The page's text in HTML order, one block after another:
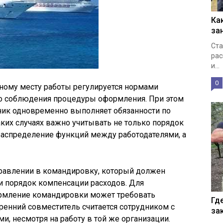
месту работы регулируется нормами
соблюдения процедуры оформления. При этом
одновременно выполняет обязанности по
случаях важно учитывать не только порядок
функций между работодателями, а
в командировку, который должен
порядок компенсации расходов. Для
командировки может требовать
совместитель считается сотрудником с
несмотря на работу в той же организации.
и...
0